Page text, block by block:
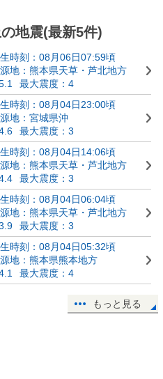
地震(最新5件)
時刻：08月06日07:59頃
地：熊本県天草・芦北地方
最大震度：4
時刻：08月04日23:00頃
地：宮城県沖
最大震度：3
時刻：08月04日14:06頃
地：熊本県天草・芦北地方
最大震度：3
時刻：08月04日06:04頃
地：熊本県天草・芦北地方
最大震度：3
時刻：08月04日05:32頃
地：熊本県熊本地方
最大震度：4
もっと見る